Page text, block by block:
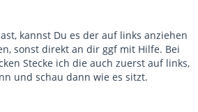
kannst Du es der auf links anziehen
sonst direkt an dir ggf mit Hilfe. Bei
Stecke ich die auch zuerst auf links,
und schau dann wie es sitzt.